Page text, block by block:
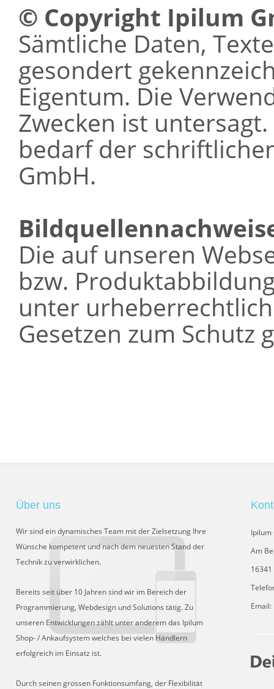
© Copyright Ipilum
Sämtliche Daten,
gesondert
Eigentum. Die
Zwecken ist
bedarf der
GmbH.
Die auf unseren
bzw.
unter
Gesetzen zum Schutz
Über uns
Wir sind ein dynamisches Team mit der Zielsetzung Ihre
Wünsche kompetent und nach dem neuesten Stand der
Technik zu verwirklichen.
Bereits seit über 10 Jahren sind wir im Bereich der
Programmierung, Webdesign und Solutions tätig. Zu
unseren Entwicklungen zählt unter anderem das Ipilum
Shop- / Ankaufsystem welches bei vielen Händlern
erfolgreich im Einsatz ist.
Durch seinen grossen Funktionsumfang, der Flexibilität
Ipilum
Am